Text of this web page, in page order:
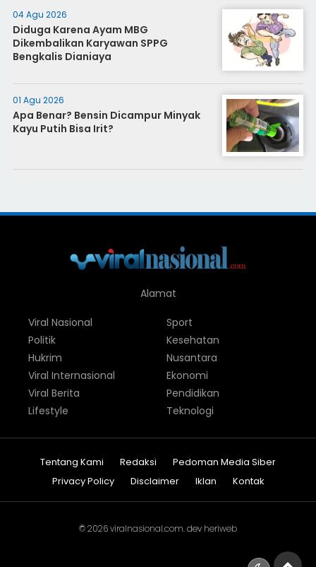
04 Agu 2026
Diduga Karena Ayam MBG
Dikembalikan Karyawan SPPG
Bengkalis Dianiaya
01 Agu 2026
Apa Benar? Bensin Dicampur Minyak
Kayu Putih Bisa Irit?
Alamat
Viral Nasional
Politik
Hukrim
Viral Internasional
Viral Berita
Lifestyle
Sport
Kesehatan
Nusantara
Ekonomi
Pendidikan
Teknologi
Tentang Kami Redaksi
Pedoman Media Siber
Privacy Policy
Disclaimer Iklan Kontak
© 2026viralnasional.com. dev heriweb